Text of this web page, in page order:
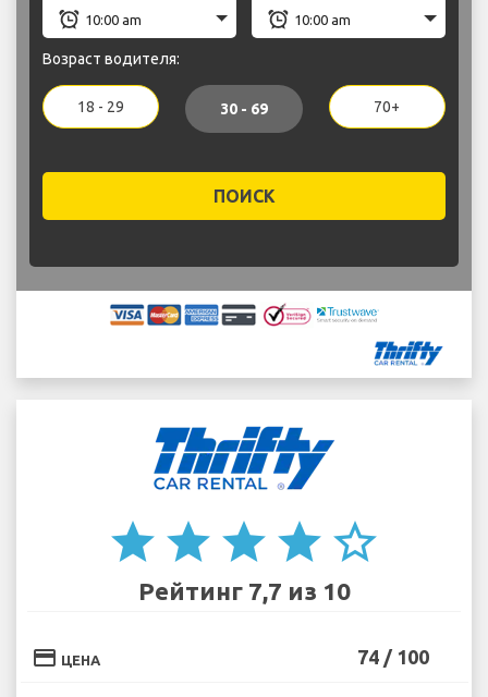
Возраст водителя:
18 - 29 30 - 69 70+
ПОИСК
star star star star star_border
Рейтинг 7,7 из 10
credit_card ЦЕНА 74 / 100